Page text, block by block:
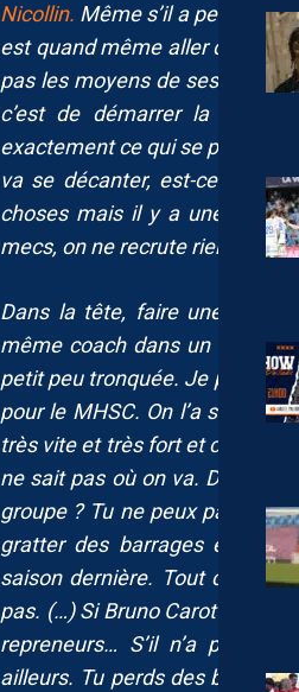
Nicollin. Même s’il a pesé ses
est quand même aller dans la
pas les moyens de ses
c’est de démarrer la
exactement ce qui se passe
va se décanter, est-ce qu’il
choses mais il y a une perte
mecs, on ne recrute rien.
Dans la tête, faire une
même coach dans un mois,
petit peu tronquée. Je pense
pour le MHSC. On l’a
très vite et très fort et c’est
ne sait pas où on va. Dans
groupe ? Tu ne peux pas
gratter des barrages et faire
saison dernière. Tout ce que
pas. (…) Si Bruno Carotti
repreneurs… S’il n’a pas les
ailleurs. Tu perds des billes